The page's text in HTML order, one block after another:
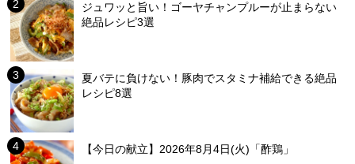
ジュワッと旨い！ゴーヤチャンプルーが止まらない
絶品レシピ3選
夏バテに負けない！豚肉でスタミナ補給できる絶品
レシピ8選
【今日の献立】2026年8月4日(火)「酢鶏」